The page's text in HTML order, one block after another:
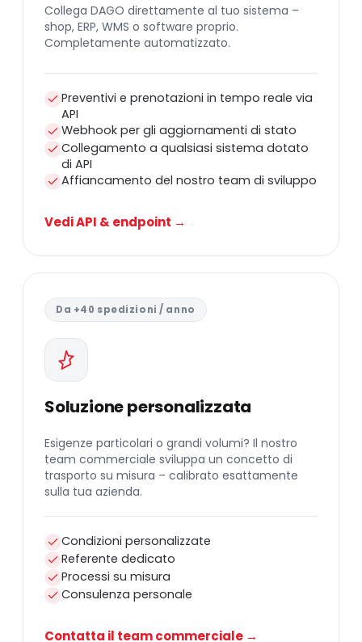
Collega DAGO direttamente al tuo sistema –
shop, ERP, WMS o software proprio.
Completamente automatizzato.
Preventivi e prenotazioni in tempo reale via
API
Webhook per gli aggiornamenti di stato
Collegamento a qualsiasi sistema dotato
di API
Affiancamento del nostro team di sviluppo
Vedi API & endpoint →
Da +40 spedizioni / anno
Soluzione personalizzata
Esigenze particolari o grandi volumi? Il nostro
team commerciale sviluppa un concetto di
trasporto su misura – calibrato esattamente
sulla tua azienda.
Condizioni personalizzate
Referente dedicato
Processi su misura
Consulenza personale
Contatta il team commerciale →